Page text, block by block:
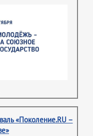
«Поколение.RU –